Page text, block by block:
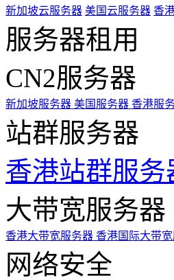
新加坡云服务器 美国云服务器 香
服务器租用
CN2服务器
新加坡服务器 美国服务器 香港服
站群服务器
香港站群服务
大带宽服务器
香港大带宽服务器 香港国际大带
网络安全